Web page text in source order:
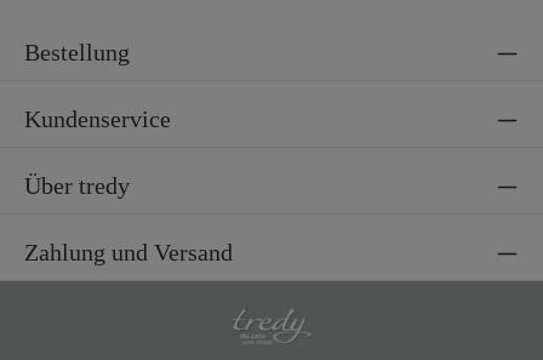
Bestellung
Kundenservice
Über tredy
Zahlung und Versand